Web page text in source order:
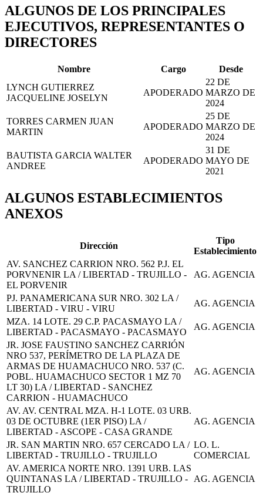
ALGUNOS DE LOS PRINCIPALES
EJECUTIVOS, REPRESENTANTES O
DIRECTORES
Nombre Cargo
Desde
LYNCH GUTIERREZ
JACQUELINE JOSELYN
APODERADO
22 DE
MARZO DE
2024
TORRES CARMEN JUAN
MARTIN
APODERADO
25 DE
MARZO DE
2024
BAUTISTA GARCIA WALTER
ANDREE
APODERADO
31 DE
MAYO DE
2021
ALGUNOS ESTABLECIMIENTOS
ANEXOS
Dirección
Tipo
Establecimiento
AV. SANCHEZ CARRION NRO. 562 P.J. EL
PORVNENIR LA / LIBERTAD - TRUJILLO -
EL PORVENIR
AG. AGENCIA
PJ. PANAMERICANA SUR NRO. 302 LA /
LIBERTAD - VIRU - VIRU
AG. AGENCIA
MZA. 14 LOTE. 29 C.P. PACASMAYO LA /
LIBERTAD - PACASMAYO - PACASMAYO
AG. AGENCIA
JR. JOSE FAUSTINO SANCHEZ CARRIÓN
NRO 537, PERÍMETRO DE LA PLAZA DE
ARMAS DE HUAMACHUCO NRO. 537 (C.
POBL. HUAMACHUCO SECTOR 1 MZ 70
LT 30) LA / LIBERTAD - SANCHEZ
CARRION - HUAMACHUCO
AG. AGENCIA
AV. AV. CENTRAL MZA. H-1 LOTE. 03 URB.
03 DE OCTUBRE (1ER PISO) LA /
LIBERTAD - ASCOPE - CASA GRANDE
AG. AGENCIA
JR. SAN MARTIN NRO. 657 CERCADO LA /
LIBERTAD - TRUJILLO - TRUJILLO
LO. L.
COMERCIAL
AV. AMERICA NORTE NRO. 1391 URB. LAS
QUINTANAS LA / LIBERTAD - TRUJILLO -
TRUJILLO
AG. AGENCIA